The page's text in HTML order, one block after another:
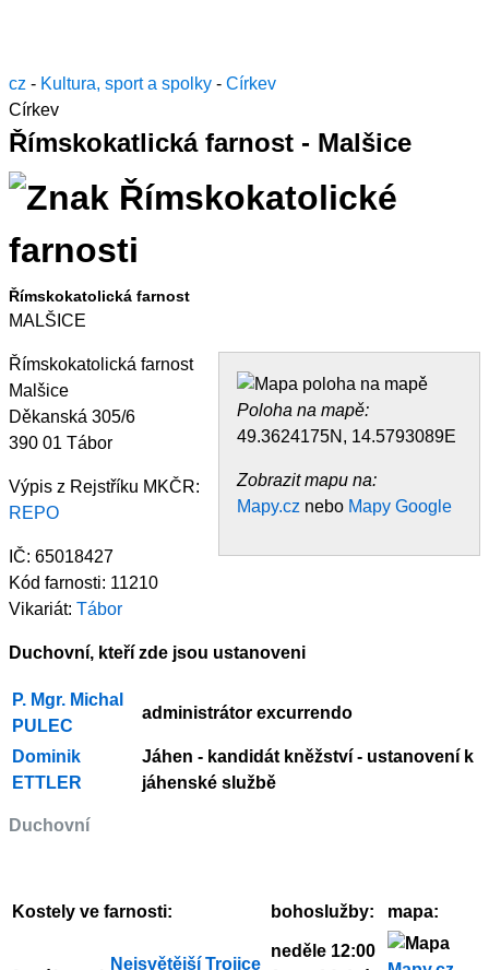
cz - Kultura, sport a spolky - Církev
Církev
Římskokatlická farnost - Malšice
Římskokatolická farnost
MALŠICE
Poloha na mapě:
49.3624175N, 14.5793089E
Zobrazit mapu na:
Mapy.cz nebo Mapy Google
Římskokatolická farnost
Malšice
Děkanská 305/6
390 01 Tábor
Výpis z Rejstříku MKČR:
REPO
IČ: 65018427
Kód farnosti: 11210
Vikariát: Tábor
Duchovní, kteří zde jsou ustanoveni
Duchovní
P. Mgr. Michal
PULEC
administrátor excurrendo
Dominik
ETTLER
Jáhen - kandidát kněžství - ustanovení k
jáhenské službě
Kostely ve farnosti: bohoslužby: mapa:
Nejsvětější Trojice
neděle 12:00